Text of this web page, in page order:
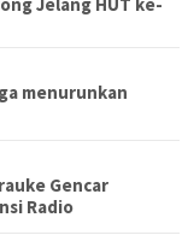
menurunkan
Gencar
Radio